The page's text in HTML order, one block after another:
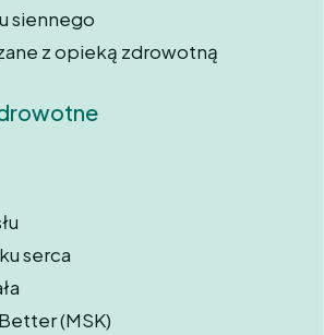
siennego
z opieką zdrowotną
serca
(MSK)